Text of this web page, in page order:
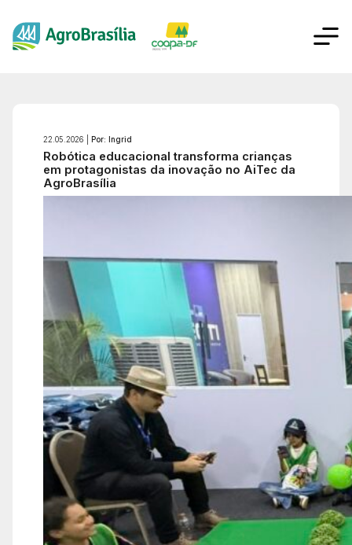
22.05.2026 | Por: Ingrid
Robótica educacional transforma crianças
em protagonistas da inovação no AiTec da
AgroBrasília